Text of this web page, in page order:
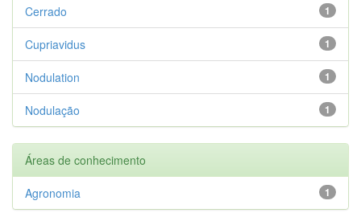
1
Cerrado
1
Cupriavidus
1
Nodulation
1
Nodulação
Áreas de conhecimento
1
Agronomia